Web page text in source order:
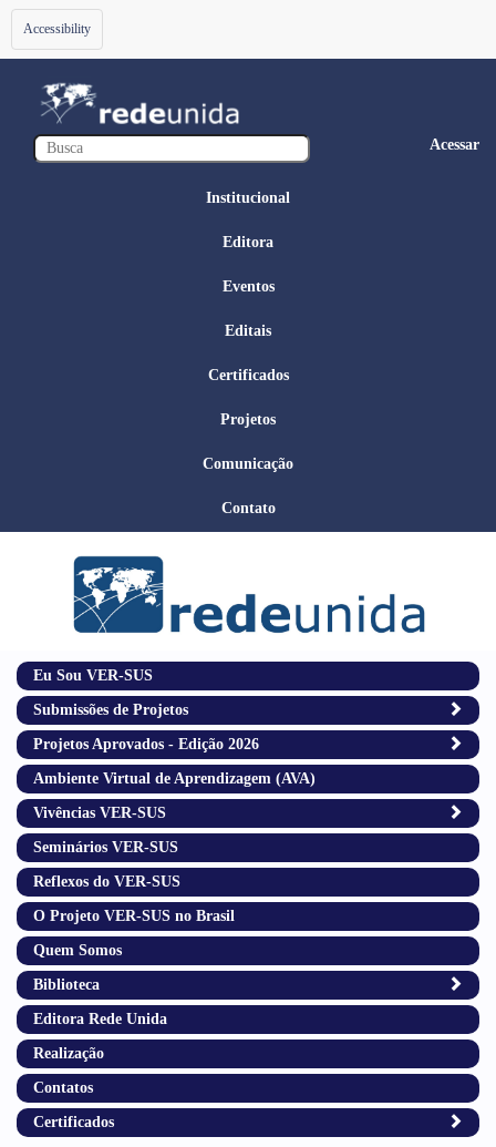
Toggle
navigation
Accessibility
Acessar
Institucional
Editora
Eventos
Editais
Certificados
Projetos
Comunicação
Contato
Eu Sou VER-SUS
Submissões de Projetos
Projetos Aprovados - Edição 2026
Ambiente Virtual de Aprendizagem (AVA)
Vivências VER-SUS
Seminários VER-SUS
Reflexos do VER-SUS
O Projeto VER-SUS no Brasil
Quem Somos
Biblioteca
Editora Rede Unida
Realização
Contatos
Certificados